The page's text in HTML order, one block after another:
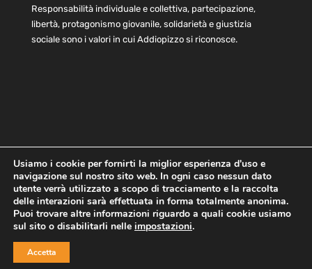
Responsabilità individuale e collettiva, partecipazione,
libertà, protagonismo giovanile, solidarietà e giustizia
sociale sono i valori in cui Addiopizzo si riconosce.
Home Statuto e bilancio
Contatti
Privacy
Cookie Child Protection Policy
Copyright © 2021 AddioPizzo | Tutti i diritti riservati | Sede
Usiamo i cookie per fornirti la miglior esperienza d'uso e
navigazione sul nostro sito web. In ogni caso nessun dato
utente verrà utilizzato a scopo di tracciamento e la raccolta
delle interazioni sarà effettuata in forma totalmente anonima.
Puoi trovare altre informazioni riguardo a quali cookie usiamo
sul sito o disabilitarli nelle impostazioni.
Accetta